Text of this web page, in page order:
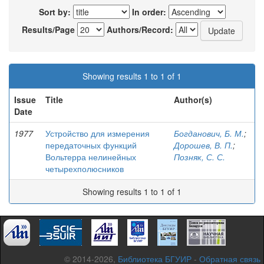
Sort by:
In order:
Results/Page
Authors/Record:
Showing results 1 to 1 of 1
Issue
Date
Title Author(s)
1977
Устройство для измерения
передаточных функций
Вольтерра нелинейных
четырехполюсников
Богданович, Б. М.;
Дорошев, В. П.;
Позняк, С. С.
Showing results 1 to 1 of 1
© 2014-2026, Библиотека БГУИР - Обратная связь